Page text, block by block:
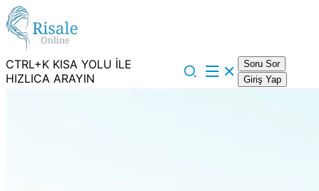
CTRL+K KISA YOLU İLE
HIZLICA ARAYIN
Soru Sor
Giriş Yap